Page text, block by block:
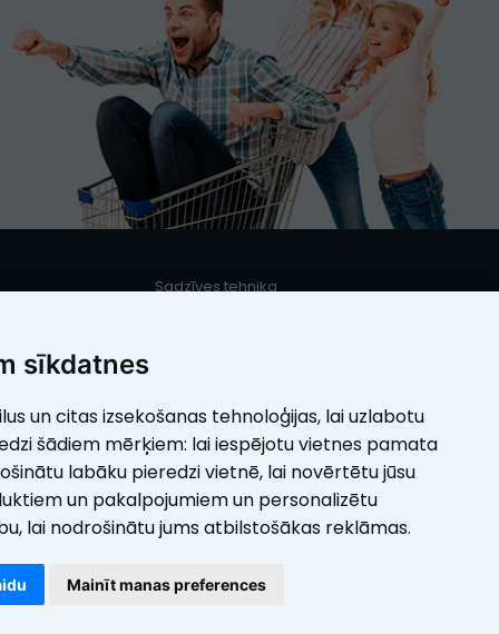
sīkdatnes
un citas izsekošanas tehnoloģijas, lai uzlabotu
šādiem mērķiem: lai iespējotu vietnes pamata
labāku pieredzi vietnē, lai novērtētu jūsu
un pakalpojumiem un personalizētu
, lai nodrošinātu jums atbilstošākas reklāmas.
Mainīt manas preferences
Sadzīves tehnika
Skaistumam